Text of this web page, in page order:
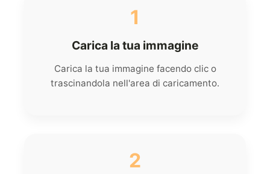
1
Carica la tua immagine
Carica la tua immagine facendo clic o
trascinandola nell'area di caricamento.
2